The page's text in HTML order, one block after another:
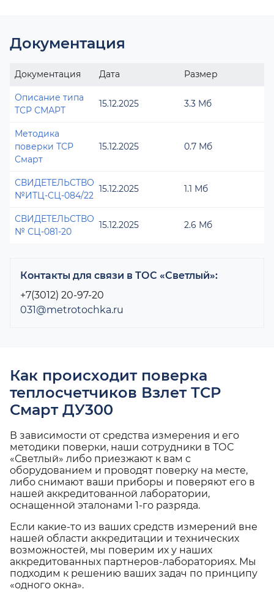
Документация
Документация Дата Размер
Описание типа
ТСР СМАРТ
15.12.2025 3.3 Мб
Методика
поверки ТСР
Смарт
15.12.2025 0.7 Мб
СВИДЕТЕЛЬСТВО
№ИТЦ-СЦ-084/22
15.12.2025 1.1 Мб
СВИДЕТЕЛЬСТВО
№ СЦ-081-20
15.12.2025 2.6 Мб
Контакты для связи в ТОС «Светлый»:
+7(3012) 20-97-20
031@metrotochka.ru
Как происходит поверка
теплосчетчиков Взлет ТСР
Смарт ДУ300
В зависимости от средства измерения и его
методики поверки, наши сотрудники в ТОС
«Светлый» либо приезжают к вам с
оборудованием и проводят поверку на месте,
либо снимают ваши приборы и поверяют его в
нашей аккредитованной лаборатории,
оснащенной эталонами 1-го разряда.
Если какие-то из ваших средств измерений вне
нашей области аккредитации и технических
возможностей, мы поверим их у наших
аккредитованных партнеров-лабораториях. Мы
подходим к решению ваших задач по принципу
«одного окна».